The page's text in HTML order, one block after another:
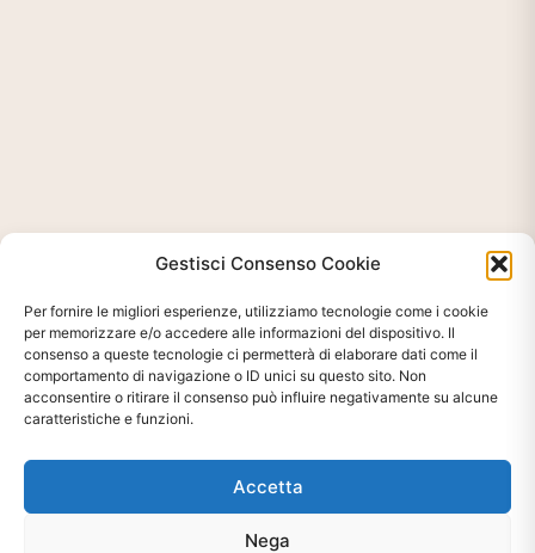
Gestisci Consenso Cookie
Per fornire le migliori esperienze, utilizziamo tecnologie come i cookie
per memorizzare e/o accedere alle informazioni del dispositivo. Il
consenso a queste tecnologie ci permetterà di elaborare dati come il
comportamento di navigazione o ID unici su questo sito. Non
acconsentire o ritirare il consenso può influire negativamente su alcune
caratteristiche e funzioni.
Accetta
Nega